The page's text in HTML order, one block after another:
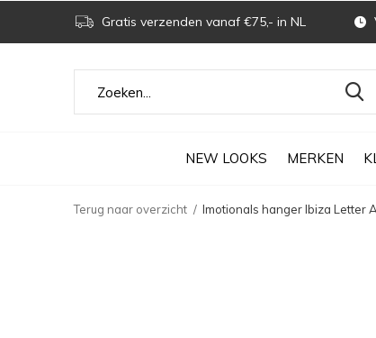
NEW LOOKS MERKEN
Gratis verzenden vanaf €75,- in NL
Terug naar overzicht Imotionals hanger Ibiza Letter